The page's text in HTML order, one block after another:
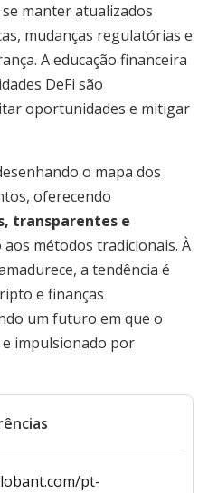
manter atualizados
mudanças regulatórias e
A educação financeira
DeFi são
oportunidades e mitigar
o mapa dos
oferecendo
transparentes e
aos métodos tradicionais. À
a tendência é
e finanças
um futuro em que o
impulsionado por
pt-